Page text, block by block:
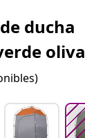
ducha
oliva